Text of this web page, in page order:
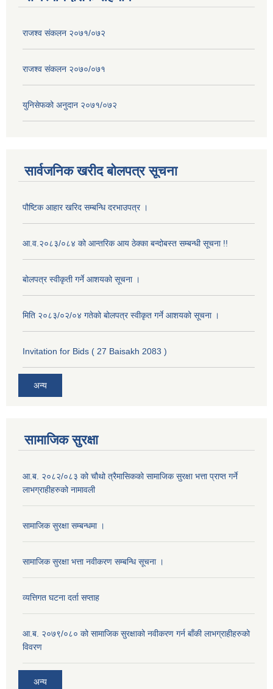
राजश्व संकलन २०७१/०७२
राजश्व संकलन २०७०/०७१
युनिसेफको अनुदान २०७१/०७२
सार्वजनिक खरीद बोलपत्र सूचना
पौष्टिक आहार खरिद सम्बन्धि दरभाउपत्र ।
आ.व.२०८३/०८४ को आन्तरिक आय ठेक्का बन्दोबस्त सम्बन्धी सूचना !!
बोलपत्र स्वीकृती गर्ने आशयको सूचना ।
मिति २०८३/०२/०४ गतेको बोलपत्र स्वीकृत गर्ने आशयको सूचना ।
Invitation for Bids ( 27 Baisakh 2083 )
अन्य
सामाजिक सुरक्षा
आ.ब. २०८२/०८३ को चौथो त्रैमासिकको सामाजिक सुरक्षा भत्ता प्राप्त गर्ने
लाभग्राहीहरुको नामावली
सामाजिक सुरक्षा सम्बन्धमा ।
सामाजिक सुरक्षा भत्ता नवीकरण सम्बन्धि सूचना ।
व्यत्तिगत घटना दर्ता सप्ताह
आ.ब. २०७९/०८० को सामाजिक सुरक्षाको नवीकरण गर्न बाँकी लाभग्राहीहरुको
विवरण
अन्य